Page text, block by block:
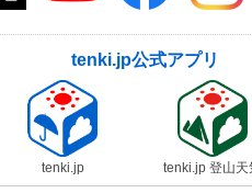
tenki.jp公式アプリ
tenki.jp tenki.jp 登山天